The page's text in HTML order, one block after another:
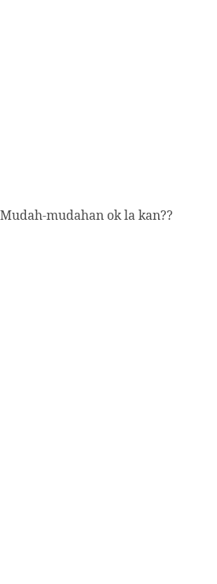
Mudah-mudahan ok la kan??